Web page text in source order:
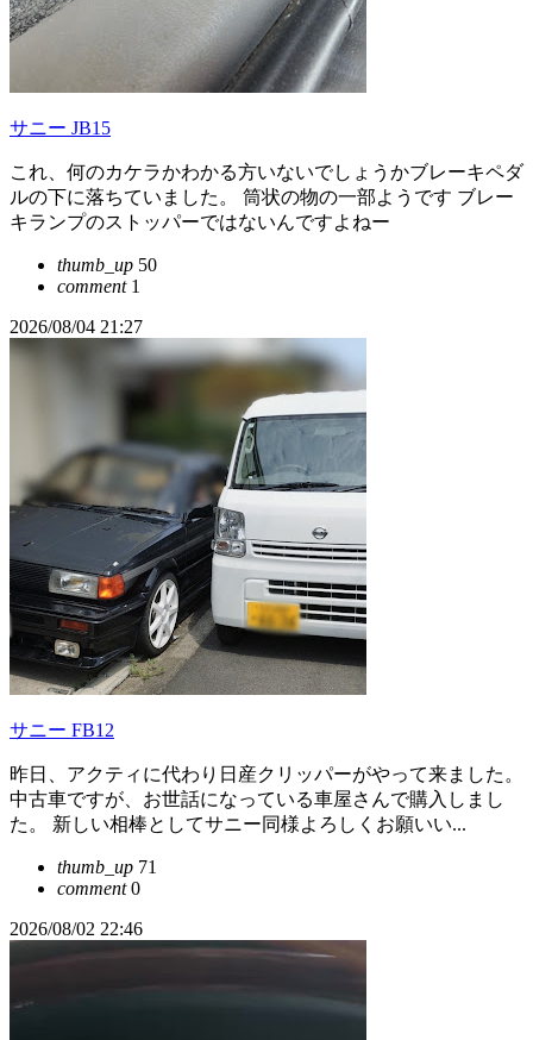
サニー JB15
これ、何のカケラかわかる方いないでしょうかブレーキペダ
ルの下に落ちていました。 筒状の物の一部ようです ブレー
キランプのストッパーではないんですよねー
thumb_up 50
comment1
2026/08/04 21:27
サニー FB12
昨日、アクティに代わり日産クリッパーがやって来ました。
中古車ですが、お世話になっている車屋さんで購入しまし
た。 新しい相棒としてサニー同様よろしくお願いい...
thumb_up 71
comment0
2026/08/02 22:46